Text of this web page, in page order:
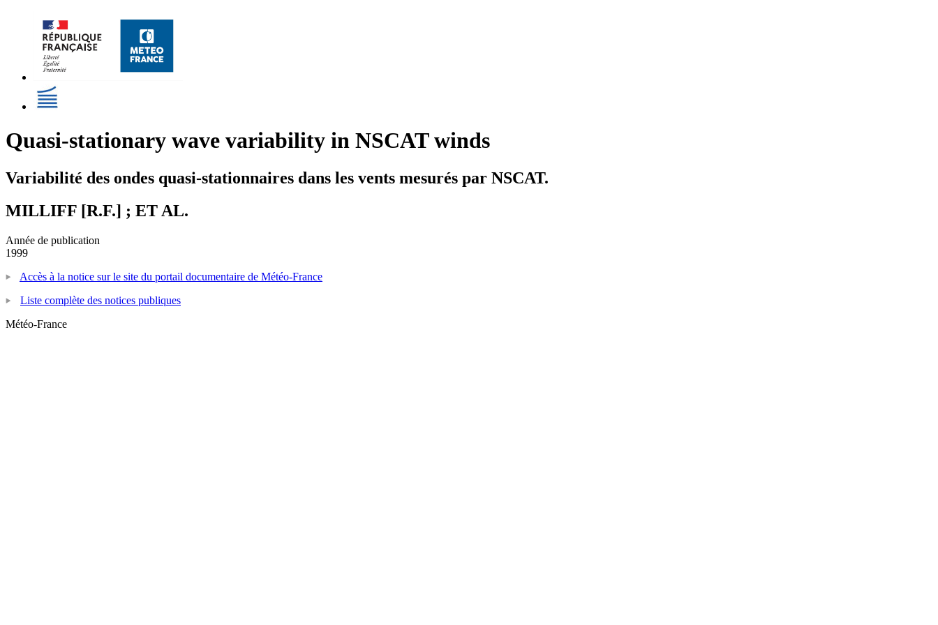
Quasi-stationary wave variability in NSCAT winds
Variabilité des ondes quasi-stationnaires dans les vents mesurés par NSCAT.
MILLIFF [R.F.] ; ET AL.
Année de publication
1999
Accès à la notice sur le site du portail documentaire de Météo-France
Liste complète des notices publiques
Météo-France